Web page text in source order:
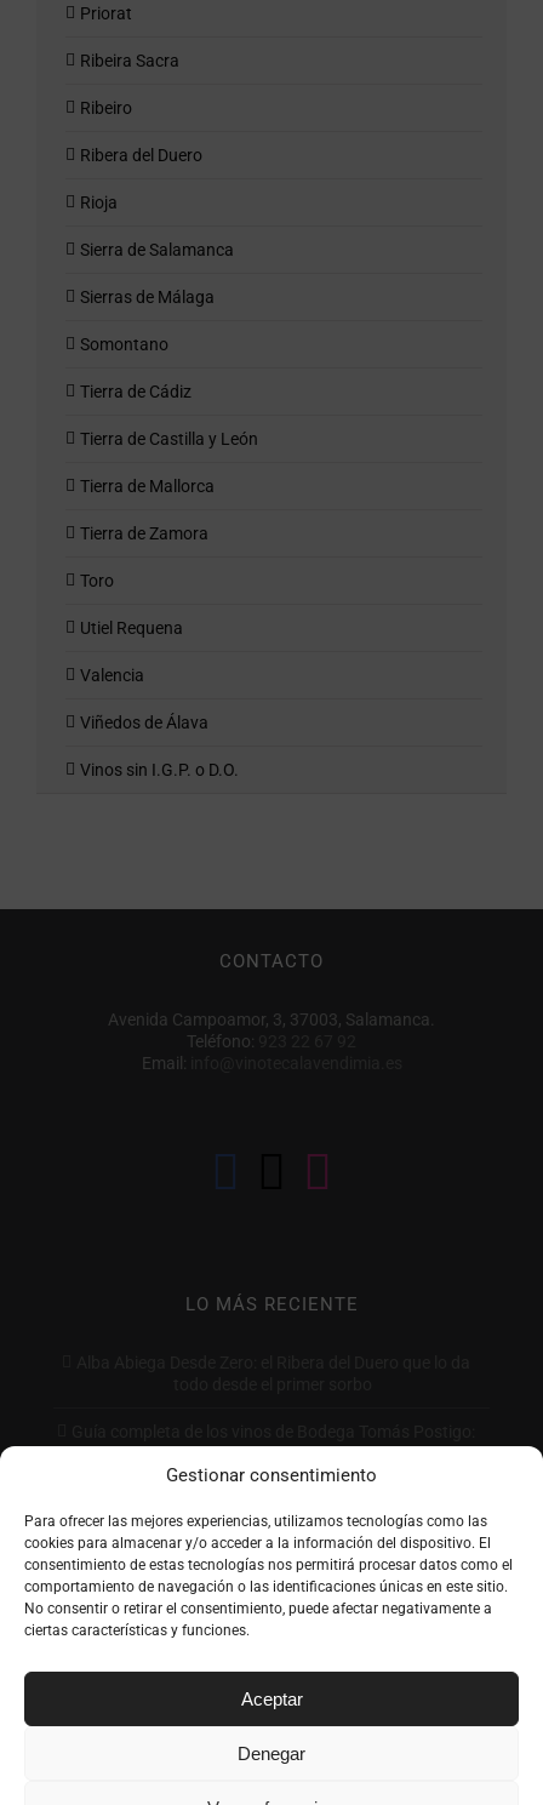
Gestionar consentimiento
Para ofrecer las mejores experiencias, utilizamos tecnologías como las
cookies para almacenar y/o acceder a la información del dispositivo. El
consentimiento de estas tecnologías nos permitirá procesar datos como el
comportamiento de navegación o las identificaciones únicas en este sitio.
No consentir o retirar el consentimiento, puede afectar negativamente a
ciertas características y funciones.
Aceptar
Denegar
Priorat
Ribeira Sacra
Ribeiro
Ribera del Duero
Rioja
Sierra de Salamanca
Sierras de Málaga
Somontano
Tierra de Cádiz
Tierra de Castilla y León
Tierra de Mallorca
Tierra de Zamora
Toro
Utiel Requena
Valencia
Viñedos de Álava
Vinos sin I.G.P. o D.O.
CONTACTO
Avenida Campoamor, 3, 37003, Salamanca.
Teléfono:
Email:
LO MÁS RECIENTE
paso
Tratvm: El Vino de Toro que Conquista por su Carácter
y Precio